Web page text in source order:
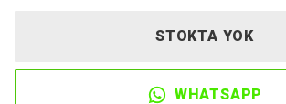
STOKTA YOK
WHATSAPP